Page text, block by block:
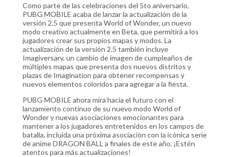
Como parte de las celebraciones del 5to aniversario,
PUBG MOBILE acaba de lanzar la actualización de la
versión 2.5 que presenta World of Wonder, un nuevo
modo creativo actualmente en Beta, que permitirá a los
jugadores crear sus propios mapas y modos. La
actualización de la versión 2.5 también incluye
Imagiversary, un cambio de imagen de cumpleaños de
múltiples mapas que presenta dos nuevos distritos y
plazas de Imagination para obtener recompensas y
nuevos elementos coloridos para agregar a la fiesta.
PUBG MOBILE ahora mira hacia el futuro con el
lanzamiento continuo de su nuevo modo World of
Wonder y nuevas asociaciones emocionantes para
mantener a los jugadores entretenidos en los campos de
batalla, incluida una próxima asociación con la icónica serie
de anime DRAGON BALL a finales de este año. ¡Estén
atentos para más actualizaciones!